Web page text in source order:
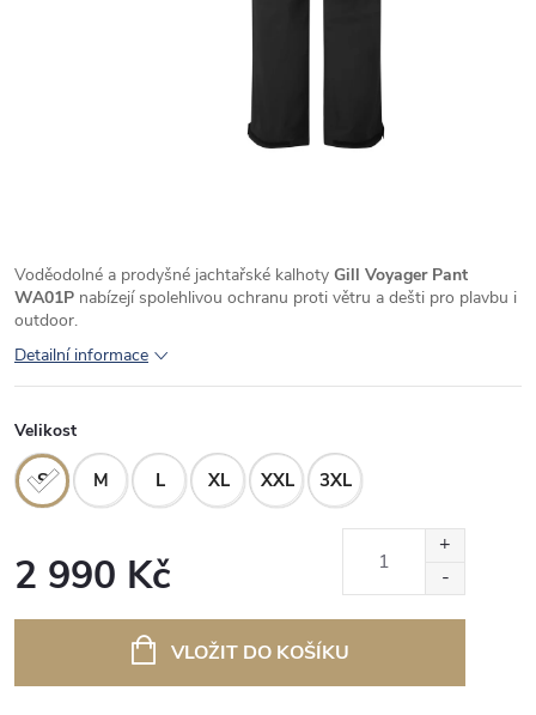
Voděodolné a prodyšné jachtařské kalhoty Gill Voyager Pant
WA01P nabízejí spolehlivou ochranu proti větru a dešti pro plavbu i
outdoor.
Detailní informace
Velikost
S M L XL XXL 3XL
2 990 Kč
VLOŽIT DO KOŠÍKU